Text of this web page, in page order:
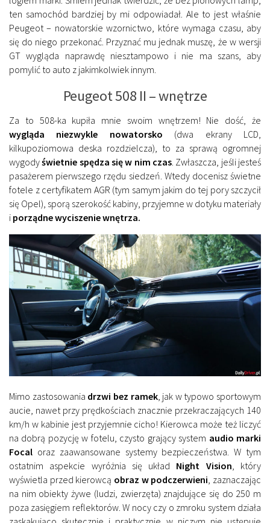
ten samochód bardziej by mi odpowiadał. Ale to jest właśnie
Peugeot – nowatorskie wzornictwo, które wymaga czasu, aby
się do niego przekonać. Przyznać mu jednak muszę, że w wersji
GT wygląda naprawdę niesztampowo i nie ma szans, aby
pomylić to auto z jakimkolwiek innym.
Peugeot 508 II – wnętrze
Za to 508-ka kupiła mnie swoim wnętrzem! Nie dość, że
wygląda niezwykle nowatorsko (dwa ekrany LCD,
kilkupoziomowa deska rozdzielcza), to za sprawą ogromnej
wygodyświetnie spędza się w nim czas . Zwłaszcza, jeśli jesteś
pasażerem pierwszego rzędu siedzeń. Wtedy docenisz świetne
fotele z certyfikatem AGR (tym samym jakim do tej pory szczycił
się Opel), sporą szerokość kabiny, przyjemne w dotyku materiały
i porządne wyciszenie wnętrza.
Mimo zastosowania drzwi bez ramek, jak w typowo sportowym
aucie, nawet przy prędkościach znacznie przekraczających 140
km/h w kabinie jest przyjemnie cicho! Kierowca może też liczyć
na dobrą pozycję w fotelu, czysto grający system audio marki
Focal oraz zaawansowane systemy bezpieczeństwa. W tym
ostatnim aspekcie wyróżnia się układ Night Vision , który
wyświetla przed kierowcą obraz w podczerwieni , zaznaczając
na nim obiekty żywe (ludzi, zwierzęta) znajdujące się do 250 m
poza zasięgiem reflektorów. W nocy czy o zmroku system działa